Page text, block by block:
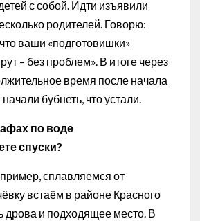
с собой. Идти изъявили
родителей. Говорю:
ваши «подготовишки»
– без проблем». В итоге через
время после начала
бубнеть, что устали.
по воде
спуски?
сплавляемся от
встаём в районе Красного
дрова и подходящее место. В